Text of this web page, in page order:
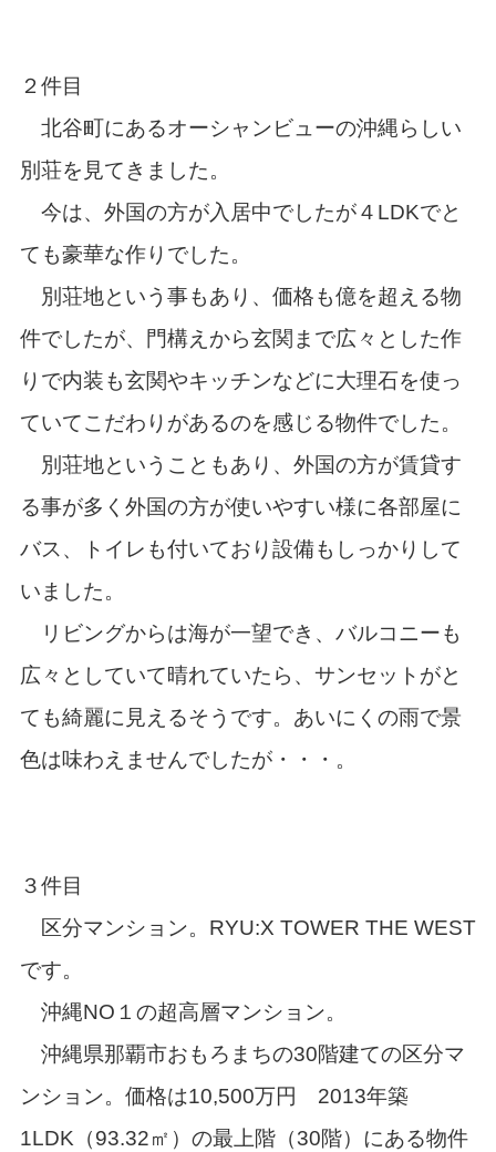
２件目
北谷町にあるオーシャンビューの沖縄らしい
別荘を見てきました。
今は、外国の方が入居中でしたが４LDKでと
ても豪華な作りでした。
別荘地という事もあり、価格も億を超える物
件でしたが、門構えから玄関まで広々とした作
りで内装も玄関やキッチンなどに大理石を使っ
ていてこだわりがあるのを感じる物件でした。
別荘地ということもあり、外国の方が賃貸す
る事が多く外国の方が使いやすい様に各部屋に
バス、トイレも付いており設備もしっかりして
いました。
リビングからは海が一望でき、バルコニーも
広々としていて晴れていたら、サンセットがと
ても綺麗に見えるそうです。あいにくの雨で景
色は味わえませんでしたが・・・。
３件目
区分マンション。RYU:X TOWER THE WEST
です。
沖縄NO１の超高層マンション。
沖縄県那覇市おもろまちの30階建ての区分マ
ンション。価格は10,500万円 2013年築
1LDK（93.32㎡）の最上階（30階）にある物件